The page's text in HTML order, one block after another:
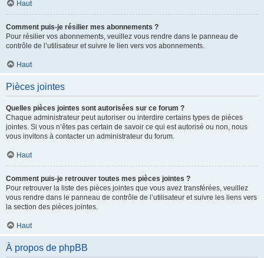
Haut
Comment puis-je résilier mes abonnements ?
Pour résilier vos abonnements, veuillez vous rendre dans le panneau de
contrôle de l’utilisateur et suivre le lien vers vos abonnements.
Haut
Pièces jointes
Quelles pièces jointes sont autorisées sur ce forum ?
Chaque administrateur peut autoriser ou interdire certains types de pièces
jointes. Si vous n’êtes pas certain de savoir ce qui est autorisé ou non, nous
vous invitons à contacter un administrateur du forum.
Haut
Comment puis-je retrouver toutes mes pièces jointes ?
Pour retrouver la liste des pièces jointes que vous avez transférées, veuillez
vous rendre dans le panneau de contrôle de l’utilisateur et suivre les liens vers
la section des pièces jointes.
Haut
À propos de phpBB